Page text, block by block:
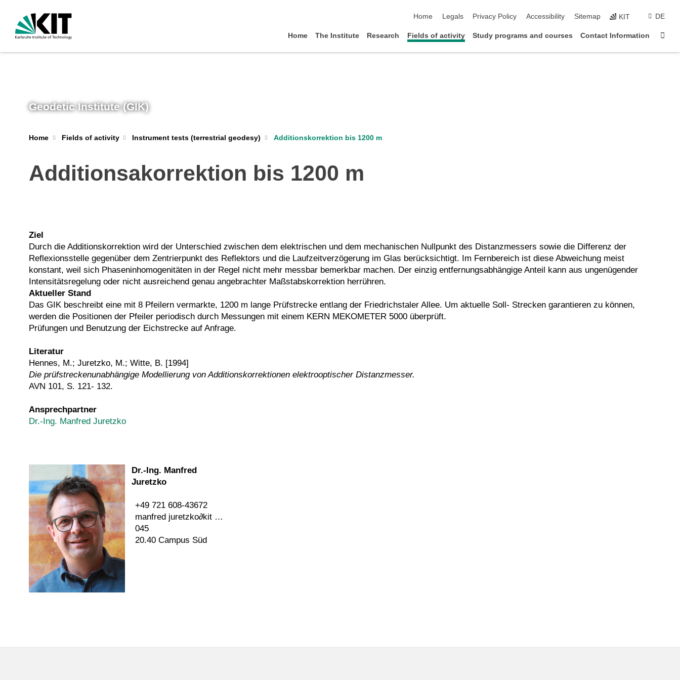
Home
Legals Privacy Policy Accessibility Sitemap KIT DE
Home The Institute Research Fields of activity Study programs and courses Contact Information
Geodetic Institute (GIK)
Home Fields of activity Instrument tests (terrestrial geodesy) Additionskorrektion bis 1200 m
Additionsakorrektion bis 1200 m
Ziel
Durch die Additionskorrektion wird der Unterschied zwischen dem elektrischen und dem mechanischen Nullpunkt des Distanzmessers sowie die Differenz der
Reflexionsstelle gegenüber dem Zentrierpunkt des Reflektors und die Laufzeitverzögerung im Glas berücksichtigt. Im Fernbereich ist diese Abweichung meist
konstant, weil sich Phaseninhomogenitäten in der Regel nicht mehr messbar bemerkbar machen. Der einzig entfernungsabhängige Anteil kann aus ungenügender
Intensitätsregelung oder nicht ausreichend genau angebrachter Maßstabskorrektion herrühren.
Aktueller Stand
Das GIK beschreibt eine mit 8 Pfeilern vermarkte, 1200 m lange Prüfstrecke entlang der Friedrichstaler Allee. Um aktuelle Soll- Strecken garantieren zu können,
werden die Positionen der Pfeiler periodisch durch Messungen mit einem KERN MEKOMETER 5000 überprüft.
Prüfungen und Benutzung der Eichstrecke auf Anfrage.
Literatur
Hennes, M.; Juretzko, M.; Witte, B. [1994]
Die prüfstreckenunabhängige Modellierung von Additionskorrektionen elektrooptischer Distanzmesser.
AVN 101, S. 121- 132.
Ansprechpartner
Dr.-Ing. Manfred Juretzko
Dr.-Ing. Manfred
Juretzko
+49 721 608-43672
manfred juretzko∂kit edu
045
20.40 Campus Süd